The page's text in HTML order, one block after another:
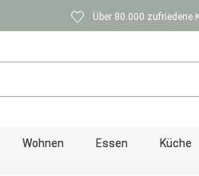
Über 80.000 zufriedene
Wohnen Essen Küche